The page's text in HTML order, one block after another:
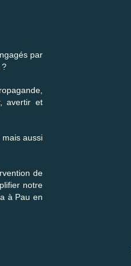
par
?
avertir et
mais aussi
de
notre
à Pau en